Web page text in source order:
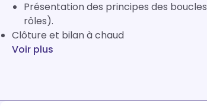
Présentation des principes des
rôles).
Clôture et bilan à chaud
Voir plus